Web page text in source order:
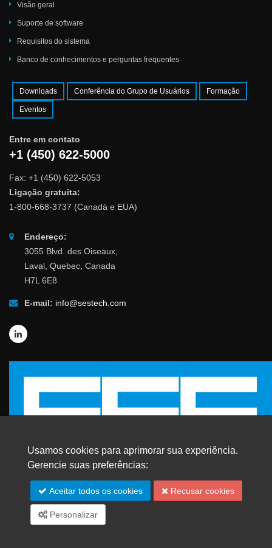
Visão geral
Suporte de software
Requisitos do sistema
Banco de conhecimentos e perguntas frequentes
Downloads Conferência do Grupo de Usuários Formação
Eventos
Entre em contato
+1 (450) 622-5000
Fax: +1 (450) 622-5053
Ligação gratuita:
1-800-668-3737 (Canadá e EUA)
Endereço:
3055 Blvd. des Oiseaux,
Laval, Quebec, Canada
H7L 6E8
E-mail: info@sestech.com
© 2026 SafEngServices & technologies ltd.
Todos os direitos reservados. | Marcas Registradas
Usamos cookies para aprimorar sua experiência.
Gerencie suas preferências:
Aceitar todos os cookies Recusar cookies
Personalizar